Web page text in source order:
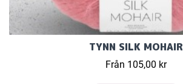
TYNN SILK MOHAIR
Från 105,00 kr